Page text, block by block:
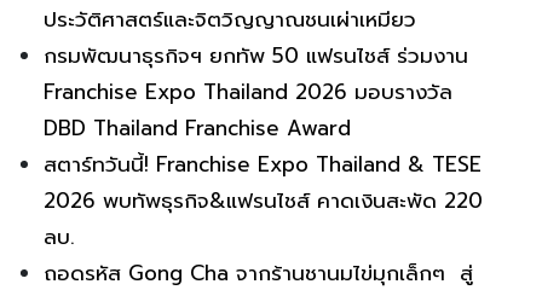
ประวัติศาสตร์และจิตวิญญาณชนเผ่าเหมียว
กรมพัฒนาธุรกิจฯ ยกทัพ 50 แฟรนไชส์ ร่วมงาน
Franchise Expo Thailand 2026 มอบรางวัล
DBD Thailand Franchise Award
สตาร์ทวันนี้! Franchise Expo Thailand & TESE
2026 พบทัพธุรกิจ&แฟรนไชส์ คาดเงินสะพัด 220
ลบ.
ถอดรหัส Gong Cha จากร้านชานมไข่มุกเล็กๆ สู่